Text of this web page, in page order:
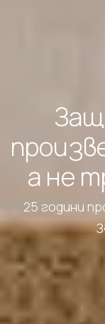
а не
25 години